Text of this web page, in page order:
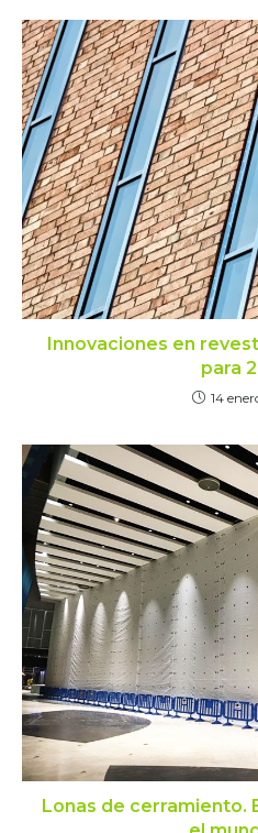
Innovaciones en
para
14
Lonas de cerramiento.